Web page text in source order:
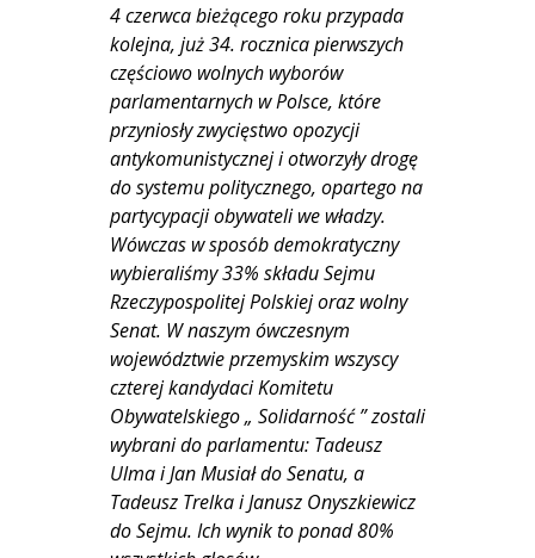
4 czerwca bieżącego roku przypada
kolejna, już 34. rocznica pierwszych
częściowo wolnych wyborów
parlamentarnych w Polsce, które
przyniosły zwycięstwo opozycji
antykomunistycznej i otworzyły drogę
do systemu politycznego, opartego na
partycypacji obywateli we władzy.
Wówczas w sposób demokratyczny
wybieraliśmy 33% składu Sejmu
Rzeczypospolitej Polskiej oraz wolny
Senat. W naszym ówczesnym
województwie przemyskim wszyscy
czterej kandydaci Komitetu
Obywatelskiego „ Solidarność ” zostali
wybrani do parlamentu: Tadeusz
Ulma i Jan Musiał do Senatu, a
Tadeusz Trelka i Janusz Onyszkiewicz
do Sejmu. Ich wynik to ponad 80%